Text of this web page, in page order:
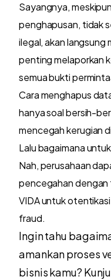
Sayangnya,
penghapusan, tidak
ilegal, akan langsung
penting melaporkan
semua bukti
Cara menghapus
hanya soal bersih-
mencegah kerugian
Lalu bagaimana
Nah, perusahaan
pencegahan
VIDA untuk
fraud.
Ingin tahu
amankan proses
bisnis kamu?